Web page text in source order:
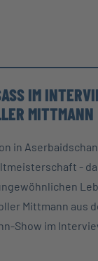
IM
MITTMANN
in
-
Mittmann aus
Show im